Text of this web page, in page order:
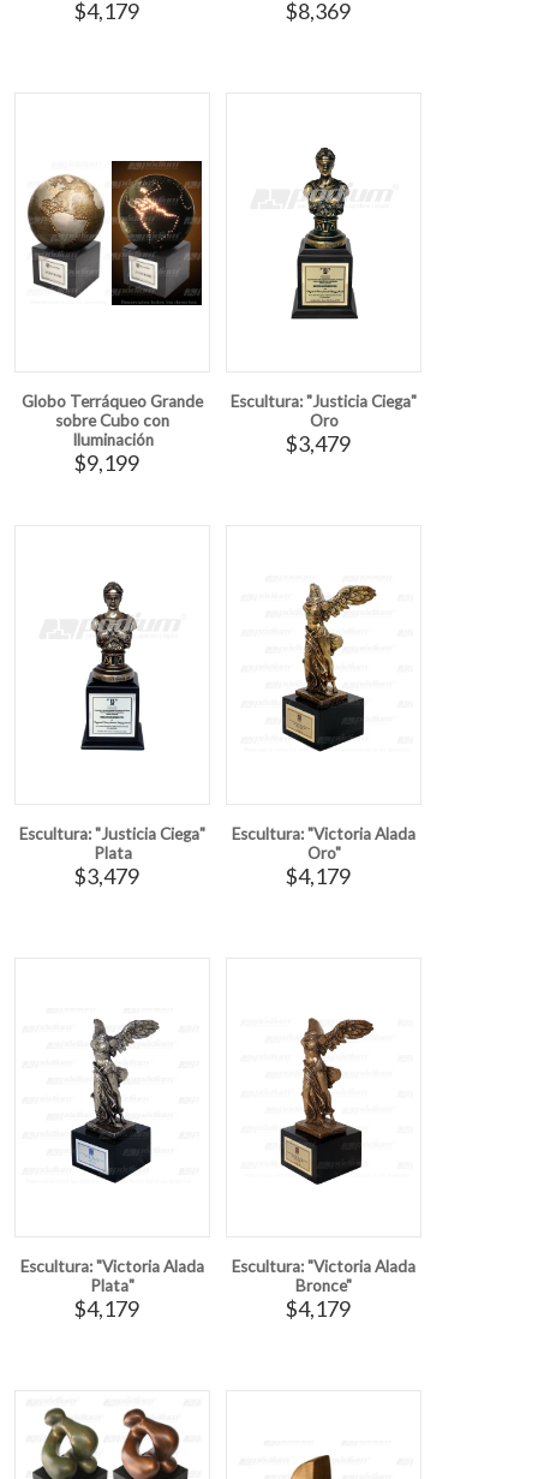
$4,179 $8,369
Globo Terráqueo Grande
sobre Cubo con
Iluminación
$9,199
Escultura: "Justicia Ciega"
Oro
$3,479
Escultura: "Justicia Ciega"
Plata
$3,479
Escultura: "Victoria Alada
Oro"
$4,179
Escultura: "Victoria Alada
Plata"
$4,179
Escultura: "Victoria Alada
Bronce"
$4,179